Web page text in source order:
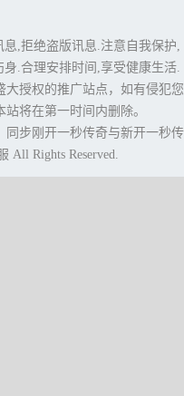
,拒绝盗版讯息.注意自我保护,
.合理安排时间,享受健康生活.
授权的推广站点，如有侵犯您
将在第一时间内删除。
同步 刚开一秒传奇与新开一秒传
All Rights Reserved.